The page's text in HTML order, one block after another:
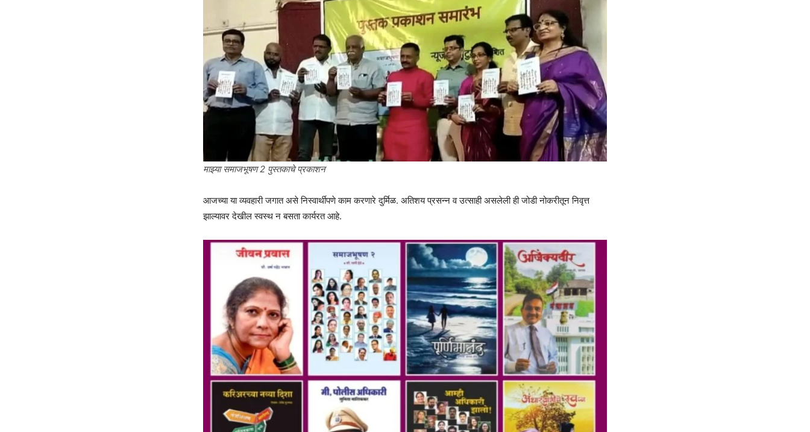
माझ्या समाजभूषण 2 पुस्तकाचे प्रकाशन
आजच्या या व्यवहारी जगात असे निस्वार्थीपणे काम करणारे दुर्मिळ. अतिशय प्रसन्न व उत्साही असलेली ही जोडी नोकरीतून निवृत्त
झाल्यावर देखील स्वस्थ न बसता कार्यरत आहे.